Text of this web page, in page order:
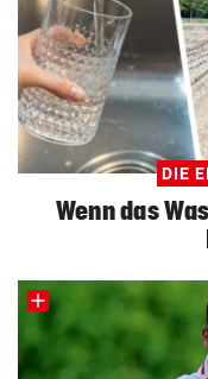
DIE
Wenn das